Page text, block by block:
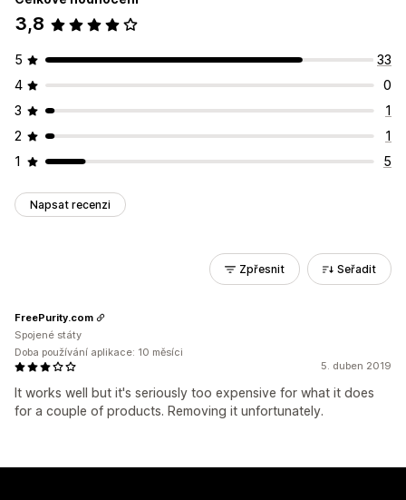
3,8
5
33
4
0
3
1
2
1
1
5
Napsat recenzi
Zpřesnit Seřadit
5. duben 2019
It works well but it's seriously too expensive for what it does
for a couple of products. Removing it unfortunately.
FreePurity.com
Spojené státy
Doba používání aplikace: 10 měsíci